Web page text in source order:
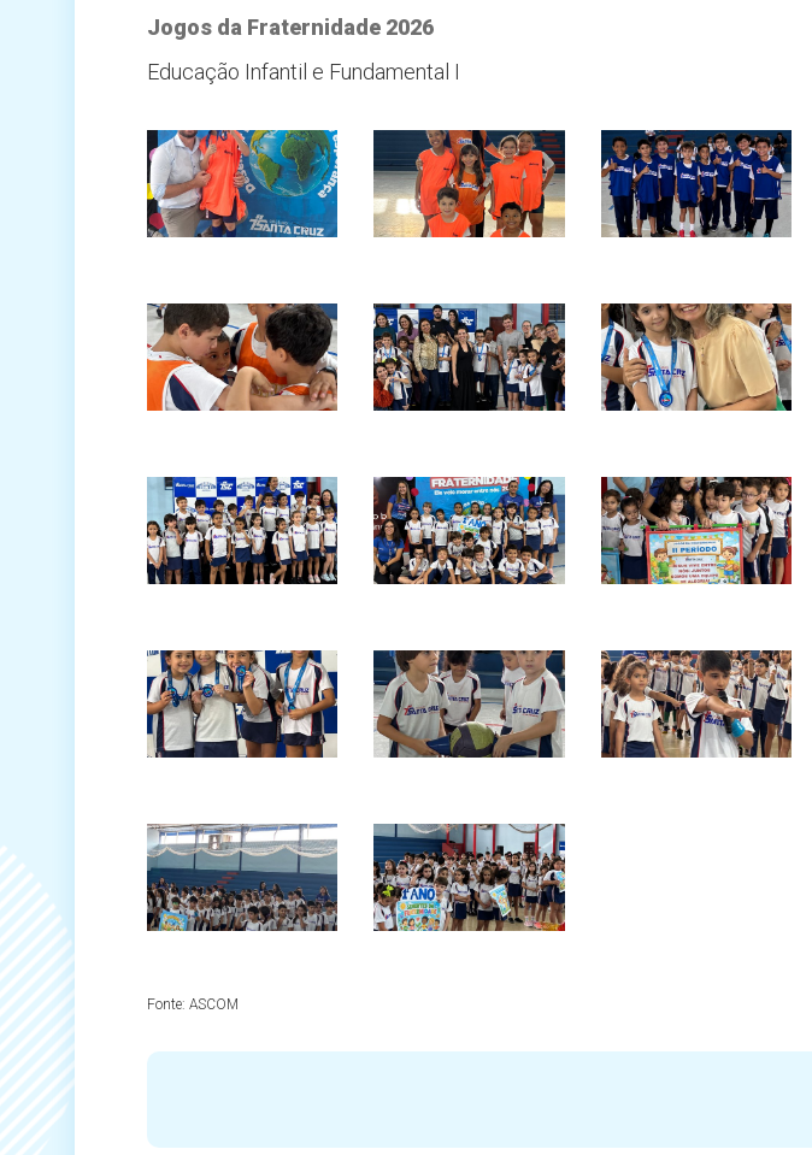
Jogos da Fraternidade 2026
Educação Infantil e Fundamental I
Fonte: ASCOM